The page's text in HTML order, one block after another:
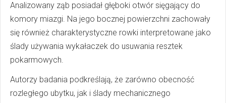
Analizowany ząb posiadał głęboki otwór sięgający do
komory miazgi. Na jego bocznej powierzchni zachowały
się również charakterystyczne rowki interpretowane jako
ślady używania wykałaczek do usuwania resztek
pokarmowych.
Autorzy badania podkreślają, że zarówno obecność
rozległego ubytku, jak i ślady mechanicznego